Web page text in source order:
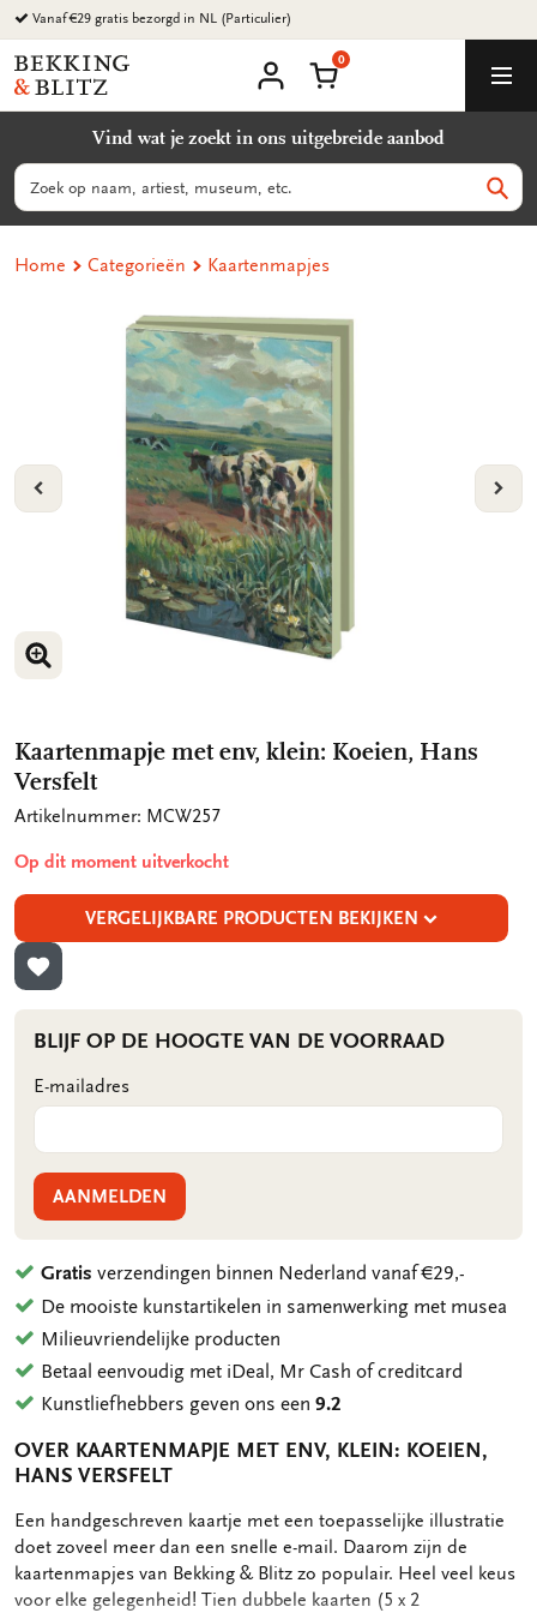
Ga
naar
content
Bekking
&
B.V.
account
Winkelmand
0
Vind wat je zoekt in ons uitgebreide aanbod
Zoeken
Home Categorieën Kaartenmapjes
VORIGE
VERGROOT AFBEELDING
VERGROOT AFBEELDING
Kaartenmapje met env, klein: Koeien, Hans
Versfelt
Artikelnummer: MCW257
Op dit moment uitverkocht
VERGELIJKBARE PRODUCTEN BEKIJKEN
TOEVOEGEN AAN VERLANGLIJST
BLIJF OP DE HOOGTE VAN DE VOORRAAD
E-mailadres
AANMELDEN
Gratis verzendingen binnen Nederland vanaf €29,-
De mooiste kunstartikelen in samenwerking met musea
Milieuvriendelijke producten
Betaal eenvoudig met iDeal, Mr Cash of creditcard
Kunstliefhebbers geven ons een9.2
OVER KAARTENMAPJE MET ENV, KLEIN: KOEIEN,
HANS VERSFELT
OMSCHRIJVING
Een handgeschreven kaartje met een toepasselijke illustratie
doet zoveel meer dan een snelle e-mail. Daarom zijn de
kaartenmapjes van Bekking & Blitz zo populair. Heel veel keus
voor elke gelegenheid! Tien dubbele kaarten (5 x 2